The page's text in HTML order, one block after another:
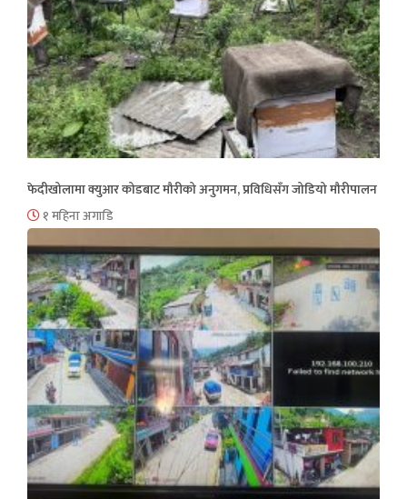
फेदीखोलामा क्युआर कोडबाट मौरीको अनुगमन, प्रविधिसँग जोडियो मौरीपालन
१ महिना अगाडि